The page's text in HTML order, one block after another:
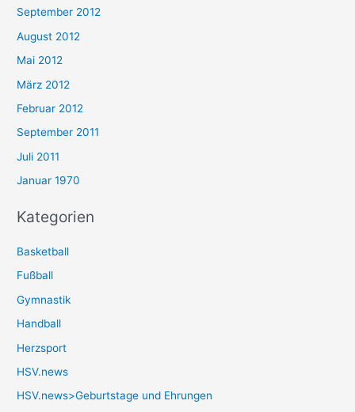
September 2012
August 2012
Mai 2012
März 2012
Februar 2012
September 2011
Juli 2011
Januar 1970
Kategorien
Basketball
Fußball
Gymnastik
Handball
Herzsport
HSV.news
HSV.news>Geburtstage und Ehrungen